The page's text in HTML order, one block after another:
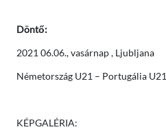
Döntő:
2021 06.06., vasárnap , Ljubljana
Németország U21 – Portugália U21
KÉPGALÉRIA: